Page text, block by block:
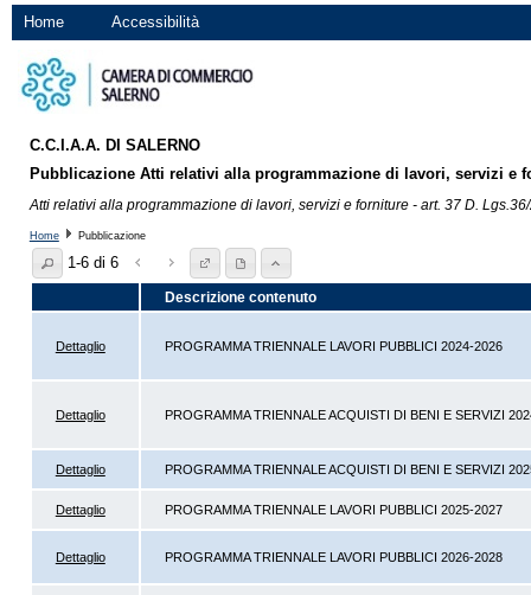
Home Accessibilità
C.C.I.A.A. DI SALERNO
Pubblicazione Atti relativi alla programmazione di lavori, servizi e
Atti relativi alla programmazione di lavori, servizi e forniture - art. 37 D.
Home Pubblicazione
1-6 di 6
Descrizione contenuto
Dettaglio PROGRAMMA TRIENNALE LAVORI PUBBLICI 2024-2026
Dettaglio PROGRAMMA TRIENNALE ACQUISTI DI BENI E SERVIZI
Dettaglio PROGRAMMA TRIENNALE ACQUISTI DI BENI E SERVIZI
Dettaglio PROGRAMMA TRIENNALE LAVORI PUBBLICI 2025-2027
Dettaglio PROGRAMMA TRIENNALE LAVORI PUBBLICI 2026-2028